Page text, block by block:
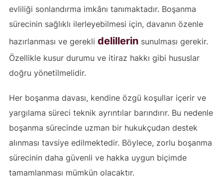
evliliği sonlandırma imkânı tanımaktadır. Boşanma
sürecinin sağlıklı ilerleyebilmesi için, davanın özenle
hazırlanması ve gerekli delillerin sunulması gerekir.
Özellikle kusur durumu ve itiraz hakkı gibi hususlar
doğru yönetilmelidir.
Her boşanma davası, kendine özgü koşullar içerir ve
yargılama süreci teknik ayrıntılar barındırır. Bu nedenle
boşanma sürecinde uzman bir hukukçudan destek
alınması tavsiye edilmektedir. Böylece, zorlu boşanma
sürecinin daha güvenli ve hakka uygun biçimde
tamamlanması mümkün olacaktır.